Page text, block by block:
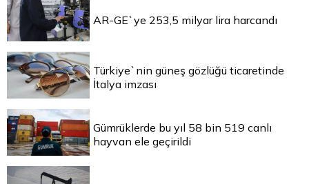
AR-GE`ye 253,5 milyar lira harcandı
Türkiye`nin güneş gözlüğü ticaretinde
İtalya imzası
Gümrüklerde bu yıl 58 bin 519 canlı
hayvan ele geçirildi